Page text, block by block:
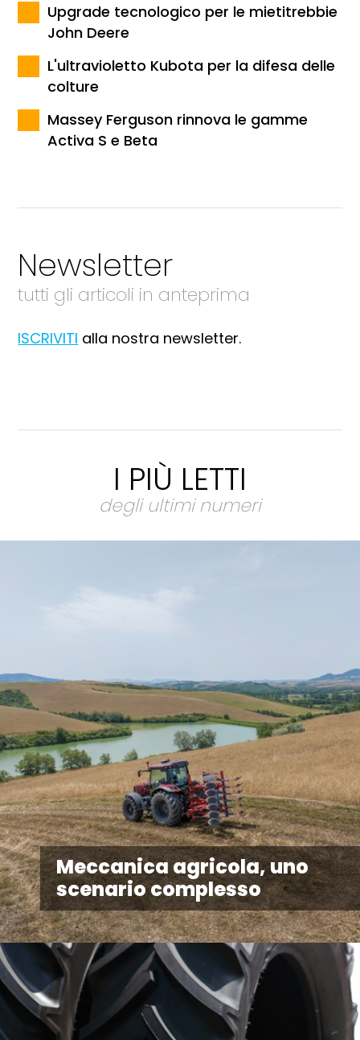
Upgrade tecnologico per le mietitrebbie
John Deere
L'ultravioletto Kubota per la difesa delle
colture
Massey Ferguson rinnova le gamme
Activa S e Beta
Newsletter
tutti gli articoli in anteprima
ISCRIVITI alla nostra newsletter.
I PIÙ LETTI
degli ultimi numeri
Meccanica agricola, uno
scenario complesso